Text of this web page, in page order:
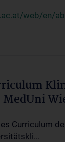
web/en/
Curriculum